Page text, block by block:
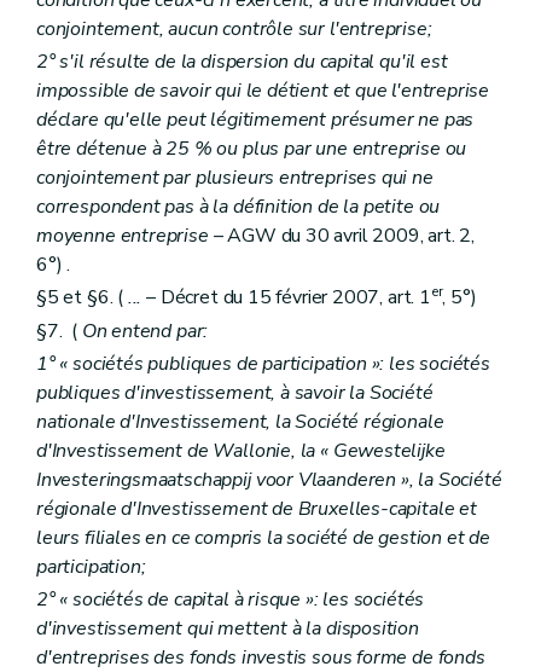
conjointement, aucun contrôle sur l'entreprise;
2° s'il résulte de la dispersion du capital qu'il est
impossible de savoir qui le détient et que l'entreprise
déclare qu'elle peut légitimement présumer ne pas
être détenue à 25 % ou plus par une entreprise ou
conjointement par plusieurs entreprises qui ne
correspondent pas à la définition de la petite ou
moyenne entreprise – AGW du 30 avril 2009, art. 2,
6°) .
§5 et §6. (... – Décret du 15 février 2007, art. 1er, 5°)
§7. ( On entend par:
1° « sociétés publiques de participation »: les sociétés
publiques d'investissement, à savoir la Société
nationale d'Investissement, la Société régionale
d'Investissement de Wallonie, la « Gewestelijke
Investeringsmaatschappij voor Vlaanderen », la Société
régionale d'Investissement de Bruxelles-capitale et
leurs filiales en ce compris la société de gestion et de
participation;
2° « sociétés de capital à risque »: les sociétés
d'investissement qui mettent à la disposition
d'entreprises des fonds investis sous forme de fonds